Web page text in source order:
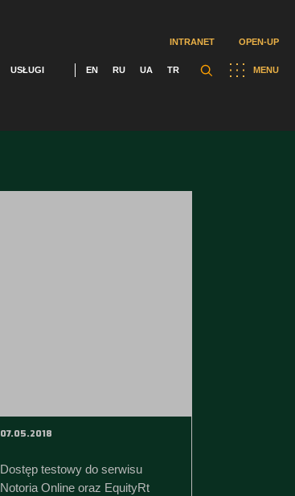
INTRANET OPEN-UP
MENU
USŁUGI EN RU UA TR
07.05.2018
Dostęp testowy do serwisu
Notoria Online oraz EquityRt